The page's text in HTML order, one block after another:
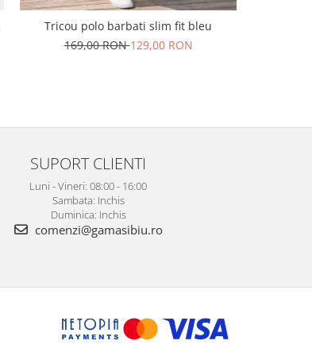
Tricou polo barbati slim fit bleu
169,00 RON129,00 RON
SUPORT CLIENTI
Luni - Vineri: 08:00 - 16:00
Sambata: Inchis
Duminica: Inchis
comenzi@gamasibiu.ro